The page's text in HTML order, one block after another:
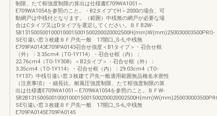
制限、たて框強度制限の算出は仕様書E709WA1051～
E709WA1054を参照のこと。・B2タイプでH＞2000の場合、可
動網戸は中桟付となります。（範囲）中桟無の網戸が必要な場
合はCタイプ又はDタイプを選定してください。ＢＦB2W-
5B1315005001000100015001500200020002500H(mm)W(mm)250030003500PRO-
SE引違い窓３枚建ＢＦ戸先一般 17開口_S-5_中桟無
E709PA0143E709PA0143召合せ強度＜B1タイプ＞・召合せ框
（外）：3.35cm4（TO-1Y114）・召合せ框（内）：
22.76cm4（TO-1Y308）＜B2タイプ＞・召合せ框（外）：
3.35cm4（TO-1Y114）・召合せ框（内）：29.03cm4（TO-
1Y137）中桟引違い窓３枚建て戸先一般適用範囲無品種名水密性
（注意事項）・細長比、耐風圧強度制限、たて框強度制限の算
出は仕様書E709WA1051～E709WA1054を参照のこと。ＢＦW-
SE引違い窓３枚建ＢＦ戸先一般 17開口_S-6_中桟無
E709PA0145E709PA0145